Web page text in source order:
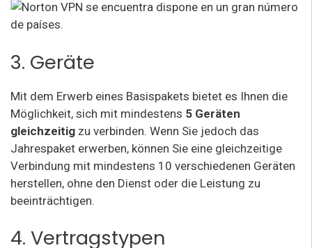
3. Geräte
Mit dem Erwerb eines Basispakets bietet es Ihnen die
Möglichkeit, sich mit mindestens 5 Geräten
gleichzeitig zu verbinden. Wenn Sie jedoch das
Jahrespaket erwerben, können Sie eine gleichzeitige
Verbindung mit mindestens 10 verschiedenen Geräten
herstellen, ohne den Dienst oder die Leistung zu
beeinträchtigen.
4. Vertragstypen